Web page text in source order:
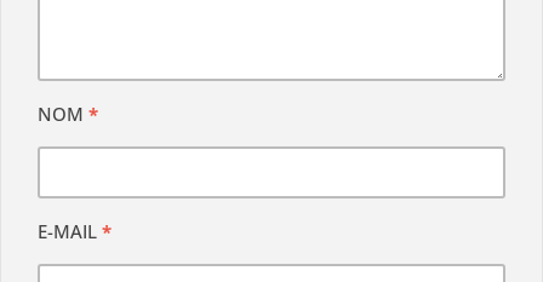
NOM *
E-MAIL *